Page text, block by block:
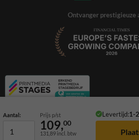
Aantal: Prijs p/st Levertijd:1-
109,00
131,89 incl. btw
Ontvanger prestigieuze
© 2026 TrafficSupply. Alle rechten